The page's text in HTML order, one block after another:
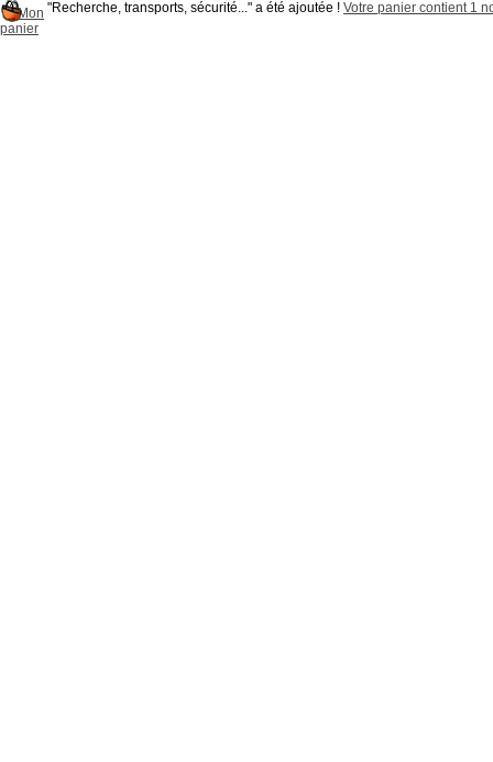
Mon
panier
"Recherche, transports, sécurité..." a été ajoutée ! Votre panier contient 1